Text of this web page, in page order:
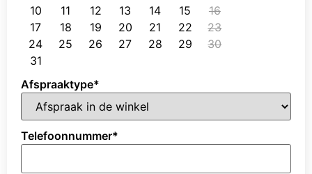
10
11 12 13 14 15
16
17
18 19 20 21 22
23
24
25 26 27 28 29
30
31
Afspraaktype*
Telefoonnummer*